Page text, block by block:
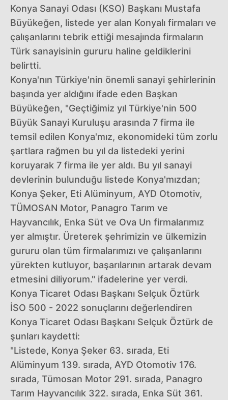
Konya Sanayi Odası (KSO) Başkanı Mustafa
Büyükeğen, listede yer alan Konyalı firmaları ve
çalışanlarını tebrik ettiği mesajında firmaların
Türk sanayisinin gururu haline geldiklerini
belirtti.
Konya'nın Türkiye'nin önemli sanayi şehirlerinin
başında yer aldığını ifade eden Başkan
Büyükeğen, "Geçtiğimiz yıl Türkiye'nin 500
Büyük Sanayi Kuruluşu arasında 7 firma ile
temsil edilen Konya'mız, ekonomideki tüm zorlu
şartlara rağmen bu yıl da listedeki yerini
koruyarak 7 firma ile yer aldı. Bu yıl sanayi
devlerinin bulunduğu listede Konya'mızdan;
Konya Şeker, Eti Alüminyum, AYD Otomotiv,
TÜMOSAN Motor, Panagro Tarım ve
Hayvancılık, Enka Süt ve Ova Un firmalarımız
yer almıştır. Üreterek şehrimizin ve ülkemizin
gururu olan tüm firmalarımızı ve çalışanlarını
yürekten kutluyor, başarılarının artarak devam
etmesini diliyorum." ifadelerine yer verdi.
Konya Ticaret Odası Başkanı Selçuk Öztürk
İSO 500 - 2022 sonuçlarını değerlendiren
Konya Ticaret Odası Başkanı Selçuk Öztürk de
şunları kaydetti:
"Listede, Konya Şeker 63. sırada, Eti
Alüminyum 139. sırada, AYD Otomotiv 176.
sırada, Tümosan Motor 291. sırada, Panagro
Tarım Hayvancılık 322. sırada, Enka Süt 361.